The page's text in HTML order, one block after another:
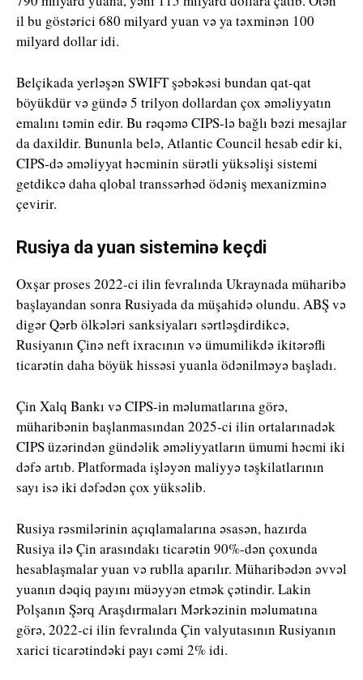
il bu göstərici 680 milyard yuan və ya təxminən 100
milyard dollar idi.
Belçikada yerləşən SWIFT şəbəkəsi bundan qat-qat
böyükdür və gündə 5 trilyon dollardan çox əməliyyatın
emalını təmin edir. Bu rəqəmə CIPS-lə bağlı bəzi mesajlar
da daxildir. Bununla belə, Atlantic Council hesab edir ki,
CIPS-də əməliyyat həcminin sürətli yüksəlişi sistemi
getdikcə daha qlobal transsərhəd ödəniş mexanizminə
çevirir.
Rusiya da yuan sisteminə keçdi
Oxşar proses 2022-ci ilin fevralında Ukraynada müharibə
başlayandan sonra Rusiyada da müşahidə olundu. ABŞ və
digər Qərb ölkələri sanksiyaları sərtləşdirdikcə,
Rusiyanın Çinə neft ixracının və ümumilikdə ikitərəfli
ticarətin daha böyük hissəsi yuanla ödənilməyə başladı.
Çin Xalq Bankı və CIPS-in məlumatlarına görə,
müharibənin başlanmasından 2025-ci ilin ortalarınadək
CIPS üzərindən gündəlik əməliyyatların ümumi həcmi iki
dəfə artıb. Platformada işləyən maliyyə təşkilatlarının
sayı isə iki dəfədən çox yüksəlib.
Rusiya rəsmilərinin açıqlamalarına əsasən, hazırda
Rusiya ilə Çin arasındakı ticarətin 90%-dən çoxunda
hesablaşmalar yuan və rublla aparılır. Müharibədən əvvəl
yuanın dəqiq payını müəyyən etmək çətindir. Lakin
Polşanın Şərq Araşdırmaları Mərkəzinin məlumatına
görə, 2022-ci ilin fevralında Çin valyutasının Rusiyanın
xarici ticarətindəki payı cəmi 2% idi.